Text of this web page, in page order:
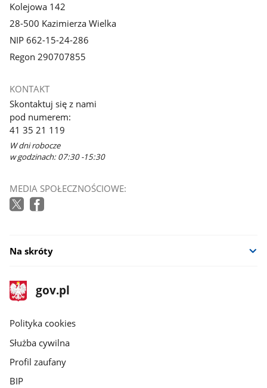
Kolejowa 142
28-500 Kazimierza Wielka
NIP 662-15-24-286
Regon 290707855
KONTAKT
Skontaktuj się z nami
pod numerem:
41 35 21 119
W dni robocze
w godzinach: 07:30 -15:30
MEDIA SPOŁECZNOŚCIOWE:
Na skróty
stopka
gov.pl
Strona
gov.pl
gov.pl
Polityka cookies
Służba cywilna
Profil zaufany
BIP